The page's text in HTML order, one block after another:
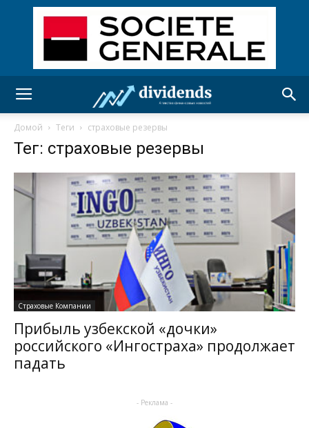
Домой Теги страховые резервы
Тег: страховые резервы
Страховые Компании
Прибыль узбекской «дочки»
российского «Ингостраха» продолжает
падать
- Реклама -